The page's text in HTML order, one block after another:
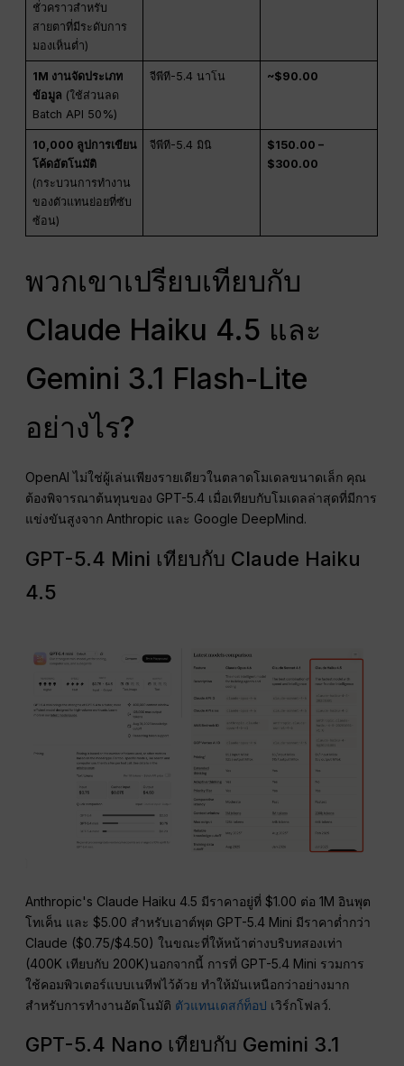
ชั่วคราวสำหรับ
สายตาที่มีระดับการ
มองเห็นต่ำ)
1M งานจัดประเภท
ข้อมูล (ใช้ส่วนลด
Batch API 50%)
จีพีที-5.4 นาโน ~$90.00
10,000 ลูปการเขียน
โค้ดอัตโนมัติ
(กระบวนการทำงาน
ของตัวแทนย่อยที่ซับ
ซ้อน)
จีพีที-5.4 มินิ
$150.00 –
$300.00
พวกเขาเปรียบเทียบกับ
Claude Haiku 4.5 และ
Gemini 3.1 Flash-Lite
อย่างไร?
OpenAI ไม่ใช่ผู้เล่นเพียงรายเดียวในตลาดโมเดลขนาดเล็ก คุณ
ต้องพิจารณาต้นทุนของ GPT-5.4 เมื่อเทียบกับโมเดลล่าสุดที่มีการ
แข่งขันสูงจาก Anthropic และ Google DeepMind.
GPT-5.4 Mini เทียบกับ Claude Haiku
4.5
Anthropic's Claude Haiku 4.5 มีราคาอยู่ที่ $1.00 ต่อ 1M อินพุต
โทเค็น และ $5.00 สำหรับเอาต์พุต GPT-5.4 Mini มีราคาต่ำกว่า
Claude ($0.75/$4.50) ในขณะที่ให้หน้าต่างบริบทสองเท่า
(400K เทียบกับ 200K)นอกจากนี้ การที่ GPT-5.4 Mini รวมการ
ใช้คอมพิวเตอร์แบบเนทีฟไว้ด้วย ทำให้มันเหนือกว่าอย่างมาก
สำหรับการทำงานอัตโนมัติ ตัวแทนเดสก์ท็อป เวิร์กโฟลว์.
GPT-5.4 Nano เทียบกับ Gemini 3.1